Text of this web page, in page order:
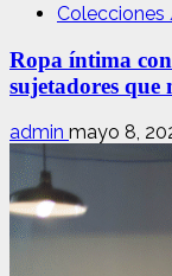
Colecciones
Ropa íntima
sujetadores que
admin mayo 8,